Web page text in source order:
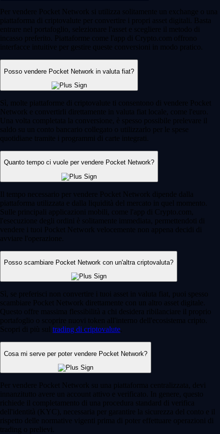
Per vendere Pocket Network si utilizza solitamente un exchange o una
piattaforma di criptovalute per convertire i propri asset digitali. Basta
entrare nel portafoglio, selezionare l'asset e scegliere il metodo di
incasso preferito. Piattaforme come l'app di Crypto.com offrono
interfacce intuitive per gestire queste conversioni in modo pratico.
Posso vendere Pocket Network in valuta fiat?
Sì, molte piattaforme di criptovalute ti consentono di vendere Pocket
Network e convertirli direttamente in valuta fiat locale, come l'euro.
Una volta completata la conversione, è spesso possibile prelevare il
saldo su un conto bancario collegato o utilizzarlo per le spese
quotidiane tramite i programmi di carte integrati.
Quanto tempo ci vuole per vendere Pocket Network?
Il tempo necessario per vendere Pocket Network dipende dalla
piattaforma utilizzata e dalla liquidità del mercato in quel momento.
Sulle principali applicazioni mobili, come l'app di Crypto.com,
l'esecuzione degli ordini è solitamente immediata, permettendoti di
vendere i tuoi Pocket Network velocemente non appena decidi di
avviare l'operazione.
Posso scambiare Pocket Network con un'altra criptovaluta?
Sì, se preferisci non convertire i tuoi asset in valuta fiat, puoi spesso
scambiare Pocket Network direttamente con un altro asset digitale.
Questo offre massima flessibilità a chi desidera ribilanciare il proprio
portafoglio o scoprire nuovi token all'interno dell'ecosistema cripto.
Scopri di più sul trading di criptovalute
Cosa mi serve per poter vendere Pocket Network?
Per vendere Pocket Network su una piattaforma centralizzata, devi
innanzitutto avere un account attivo e verificato. In genere, questo
richiede il completamento di una procedura standard di verifica
dell'identità (KYC), necessaria per garantire la sicurezza del conto e il
rispetto delle normative vigenti prima di poter effettuare operazioni di
trading o prelievi.